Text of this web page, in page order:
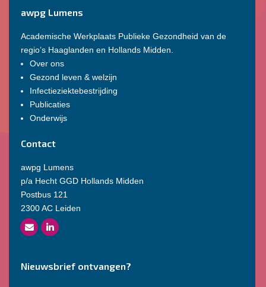
awpg Lumens
Academische Werkplaats Publieke Gezondheid van de
regio’s Haaglanden en Hollands Midden.
Over ons
Gezond leven & welzijn
Infectieziektebestrijding
Publicaties
Onderwijs
Contact
awpg Lumens
p/a Hecht GGD Hollands Midden
Postbus 121
2300 AC Leiden
Nieuwsbrief ontvangen?